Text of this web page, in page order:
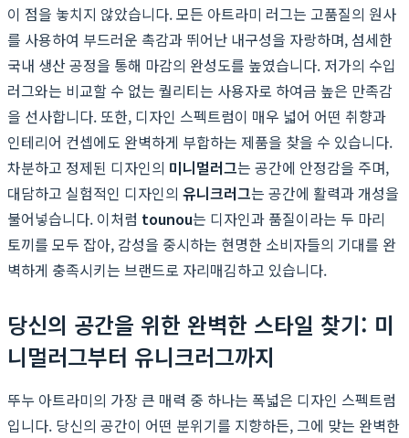
이 점을 놓치지 않았습니다. 모든 아트라미 러그는 고품질의 원사
를 사용하여 부드러운 촉감과 뛰어난 내구성을 자랑하며, 섬세한
국내 생산 공정을 통해 마감의 완성도를 높였습니다. 저가의 수입
러그와는 비교할 수 없는 퀄리티는 사용자로 하여금 높은 만족감
을 선사합니다. 또한, 디자인 스펙트럼이 매우 넓어 어떤 취향과
인테리어 컨셉에도 완벽하게 부합하는 제품을 찾을 수 있습니다.
차분하고 정제된 디자인의 미니멀러그는 공간에 안정감을 주며,
대담하고 실험적인 디자인의 유니크러그는 공간에 활력과 개성을
불어넣습니다. 이처럼 tounou는 디자인과 품질이라는 두 마리
토끼를 모두 잡아, 감성을 중시하는 현명한 소비자들의 기대를 완
벽하게 충족시키는 브랜드로 자리매김하고 있습니다.
당신의 공간을 위한 완벽한 스타일 찾기: 미
니멀러그부터 유니크러그까지
뚜누 아트라미의 가장 큰 매력 중 하나는 폭넓은 디자인 스펙트럼
입니다. 당신의 공간이 어떤 분위기를 지향하든, 그에 맞는 완벽한